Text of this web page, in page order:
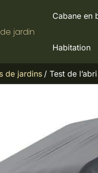
jardin
Cabane en
Habitation
de jardins Test de